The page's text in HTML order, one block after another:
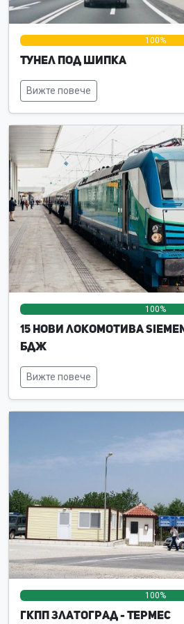
0% 100%
Тунел под Шипка
Вижте повече
100%
15 нови локомотива
БДЖ
Вижте повече
100%
ГКПП Златоград - Термес